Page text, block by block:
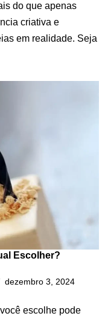
do que apenas
criativa e
em realidade. Seja
Escolher?
dezembro 3, 2024
escolhe pode